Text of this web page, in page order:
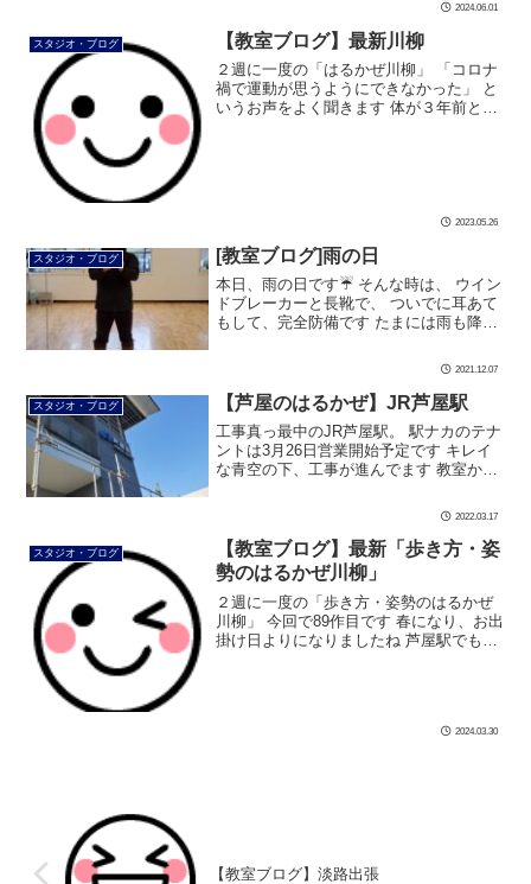
2024.06.01
スタジオ・ブログ 【教室ブログ】最新川柳
２週に一度の「はるかぜ川柳」 「コロナ
禍で運動が思うようにできなかった」 と
いうお声をよく聞きます 体が３年前と違
2023.05.26
スタジオ・ブログ [教室ブログ]雨の日
本日、雨の日です☔ そんな時は、 ウイン
ドブレーカーと長靴で、 ついでに耳あて
もして、完全防備です たまには雨も降ら
イク #シュッとれ #芦屋市 #はるかぜ #雨
2021.12.07
スタジオ・ブログ 【芦屋のはるかぜ】JR芦屋駅
工事真っ最中のJR芦屋駅。 駅ナカのテナ
ントは3月26日営業開始予定です キレイ
な青空の下、工事が進んでます 教室から
室ビルの近くになります こちらは教室正
2022.03.17
スタジオ・ブログ
【教室ブログ】最新「歩き方・姿
勢のはるかぜ川柳」
２週に一度の「歩き方・姿勢のはるかぜ
川柳」 今回で89作目です 春になり、お出
掛け日よりになりましたね 芦屋駅でも、
2024.03.30
【教室ブログ】淡路出張